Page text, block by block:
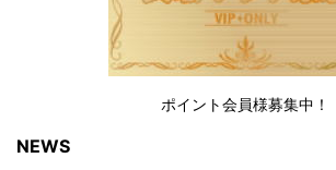
ポイント会員様募集中！
NEWS